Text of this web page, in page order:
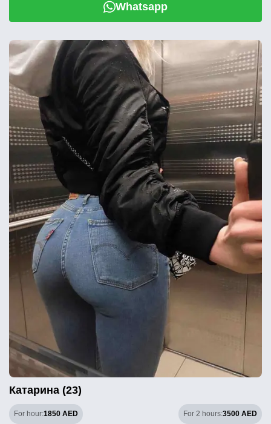
Whatsapp
Катарина (23)
For hour:1850 AED For 2 hours:3500 AED